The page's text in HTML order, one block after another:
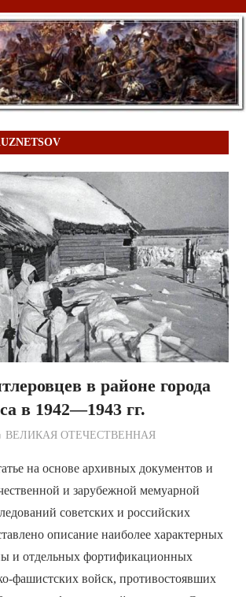
в районе города
в 1942—1943 гг.
Дежурный по Редакции
ВЕЛИКАЯ ОТЕЧЕСТВЕННАЯ
на основе архивных документов и
и зарубежной мемуарной
советских и российских
описание наиболее характерных
и отдельных фортификационных
фашистских войск, противостоявших